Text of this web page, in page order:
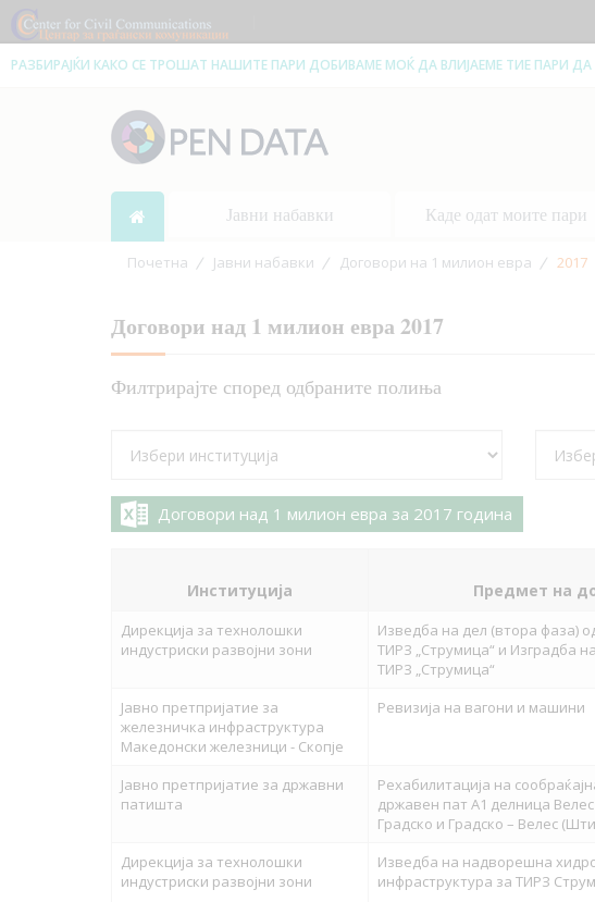
РАЗБИРАЈЌИ КАКО СЕ ТРОШАТ НАШИТЕ ПАРИ ДОБИВАМЕ МОЌ ДА ВЛИЈАЕМЕ ТИЕ ПАРИ
Јавни набавки Каде одат моите пари
Почетна Јавни набавки Договори на 1 милион евра 2017
Договори над 1 милион евра 2017
Филтрирајте според одбраните полиња
Договори над 1 милион евра за 2017 година
Институција Предмет на
Дирекција за технолошки
индустриски развојни зони
Изведба на дел (втора фаза)
ТИРЗ „Струмица“ и Изградба
ТИРЗ „Струмица“
Јавно претпријатие за
железничка инфраструктура
Македонски железници - Скопје
Ревизија на вагони и машини
Јавно претпријатие за државни
патишта
Рехабилитација на
државен пат А1 делница
Градско и Градско – Велес
Дирекција за технолошки
индустриски развојни зони
Изведба на надворешна
инфраструктура за ТИРЗ